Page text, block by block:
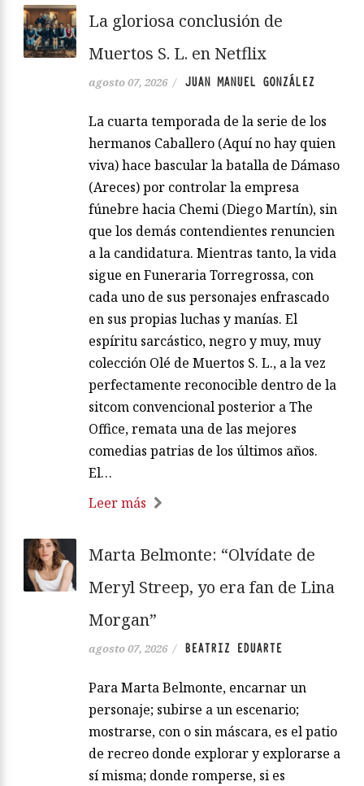
La gloriosa conclusión de
Muertos S. L. en Netflix
agosto 07, 2026 / JUAN MANUEL GONZÁLEZ
La cuarta temporada de la serie de los
hermanos Caballero (Aquí no hay quien
viva) hace bascular la batalla de Dámaso
(Areces) por controlar la empresa
fúnebre hacia Chemi (Diego Martín), sin
que los demás contendientes renuncien
a la candidatura. Mientras tanto, la vida
sigue en Funeraria Torregrossa, con
cada uno de sus personajes enfrascado
en sus propias luchas y manías. El
espíritu sarcástico, negro y muy, muy
colección Olé de Muertos S. L., a la vez
perfectamente reconocible dentro de la
sitcom convencional posterior a The
Office, remata una de las mejores
comedias patrias de los últimos años.
El…
Leer más
Marta Belmonte: “Olvídate de
Meryl Streep, yo era fan de Lina
Morgan”
agosto 07, 2026 / BEATRIZ EDUARTE
Para Marta Belmonte, encarnar un
personaje; subirse a un escenario;
mostrarse, con o sin máscara, es el patio
de recreo donde explorar y explorarse a
sí misma; donde romperse, si es